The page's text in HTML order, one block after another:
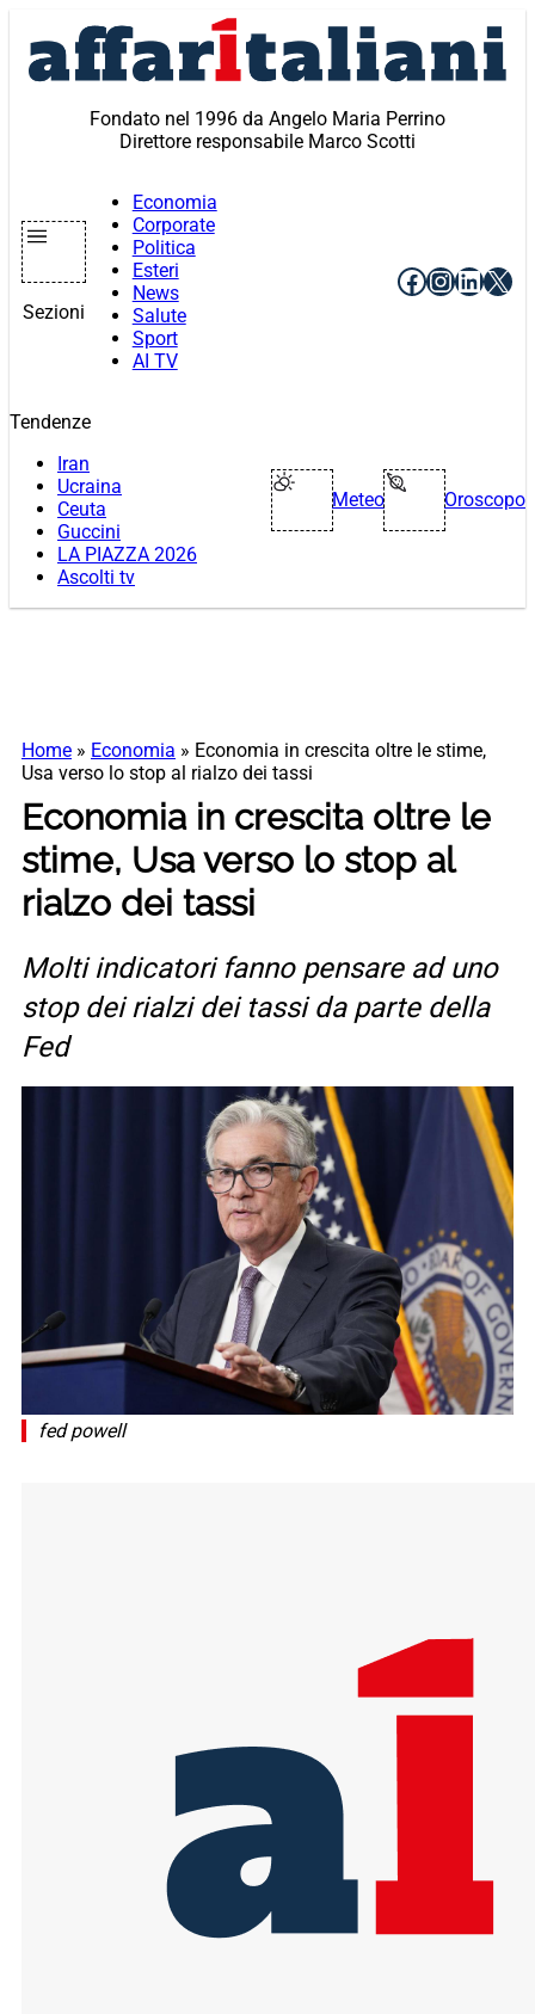
contenuto
Fondato nel 1996 da Angelo Maria Perrino
Direttore responsabile Marco Scotti
Sezioni
Economia
Corporate
Politica
Esteri
News
Salute
Sport
AI TV
Facebook
X
Tendenze
Iran
Ucraina
Ceuta
Guccini
LA PIAZZA 2026
Ascolti tv
Meteo Oroscopo
Home » Economia » Economia in crescita oltre le stime,
Usa verso lo stop al rialzo dei tassi
Economia in crescita oltre le
stime, Usa verso lo stop al
rialzo dei tassi
Molti indicatori fanno pensare ad uno
stop dei rialzi dei tassi da parte della
Fed
fed powell